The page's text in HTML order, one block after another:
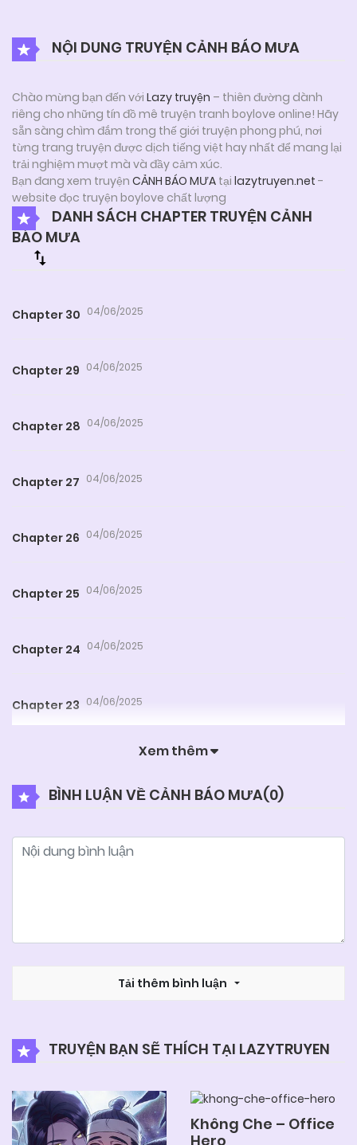
NỘI DUNG TRUYỆN CẢNH BÁO MƯA
Chào mừng bạn đến với Lazy truyện – thiên đường dành
riêng cho những tín đồ mê truyện tranh boylove online! Hãy
sẵn sàng chìm đắm trong thế giới truyện phong phú, nơi
từng trang truyện được dịch tiếng việt hay nhất để mang lại
trải nghiệm mượt mà và đầy cảm xúc.
Bạn đang xem truyện CẢNH BÁO MƯA tại lazytruyen.net -
website đọc truyện boylove chất lượng
DANH SÁCH CHAPTER TRUYỆN CẢNH
BÁO MƯA
Chapter 30 04/06/2025
Chapter 29 04/06/2025
Chapter 28 04/06/2025
Chapter 27 04/06/2025
Chapter 26 04/06/2025
Chapter 25 04/06/2025
Chapter 24 04/06/2025
Chapter 23 04/06/2025
04/06/2025
04/06/2025
Chapter 17
Chapter 16 04/06/2025
Xem thêm
BÌNH LUẬN VỀ CẢNH BÁO MƯA(0)
Tải thêm bình luận
TRUYỆN BẠN SẼ THÍCH TẠI LAZYTRUYEN
Không Che – Office
Hero